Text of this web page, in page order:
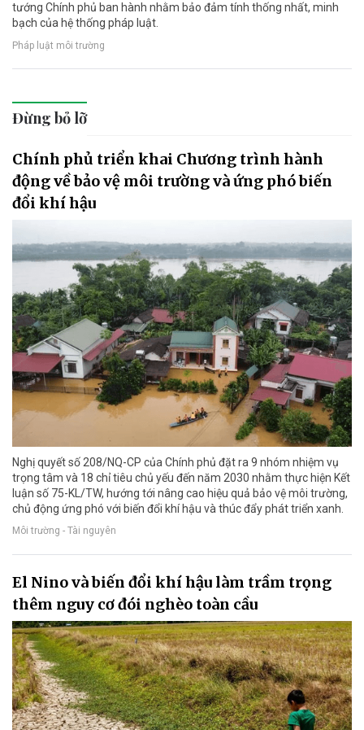
tướng Chính phủ ban hành nhằm bảo đảm tính thống nhất, minh
bạch của hệ thống pháp luật.
Pháp luật môi trường
Đừng bỏ lỡ
Chính phủ triển khai Chương trình hành
động về bảo vệ môi trường và ứng phó biến
đổi khí hậu
Nghị quyết số 208/NQ-CP của Chính phủ đặt ra 9 nhóm nhiệm vụ
trọng tâm và 18 chỉ tiêu chủ yếu đến năm 2030 nhằm thực hiện Kết
luận số 75-KL/TW, hướng tới nâng cao hiệu quả bảo vệ môi trường,
chủ động ứng phó với biến đổi khí hậu và thúc đẩy phát triển xanh.
Môi trường - Tài nguyên
El Nino và biến đổi khí hậu làm trầm trọng
thêm nguy cơ đói nghèo toàn cầu